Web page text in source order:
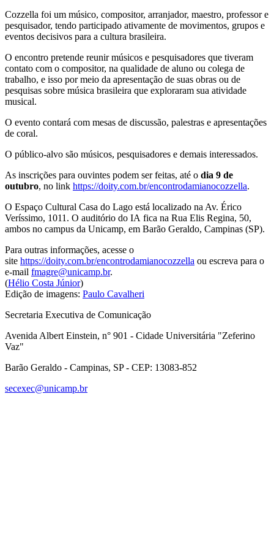
Cozzella foi um músico, compositor, arranjador, maestro, professor e
pesquisador, tendo participado ativamente de movimentos, grupos e
eventos decisivos para a cultura brasileira.
O encontro pretende reunir músicos e pesquisadores que tiveram
contato com o compositor, na qualidade de aluno ou colega de
trabalho, e isso por meio da apresentação de suas obras ou de
pesquisas sobre música brasileira que exploraram sua atividade
musical.
O evento contará com mesas de discussão, palestras e apresentações
de coral.
O público-alvo são músicos, pesquisadores e demais interessados.
As inscrições para ouvintes podem ser feitas, até o dia 9 de
outubro, no link https://doity.com.br/encontrodamianocozzella.
O Espaço Cultural Casa do Lago está localizado na Av. Érico
Veríssimo, 1011. O auditório do IA fica na Rua Elis Regina, 50,
ambos no campus da Unicamp, em Barão Geraldo, Campinas (SP).
Para outras informações, acesse o
site https://doity.com.br/encontrodamianocozzella ou escreva para o
e-mail fmagre@unicamp.br.
(Hélio Costa Júnior)
Edição de imagens: Paulo Cavalheri
Secretaria Executiva de Comunicação
Avenida Albert Einstein, n° 901 - Cidade Universitária "Zeferino
Vaz"
Barão Geraldo - Campinas, SP - CEP: 13083-852
secexec@unicamp.br